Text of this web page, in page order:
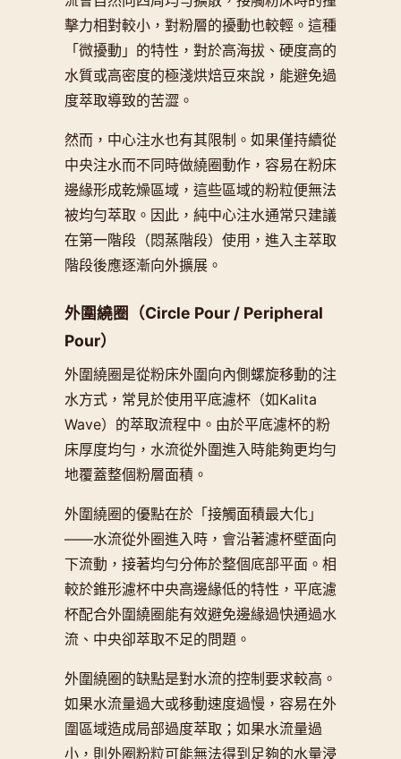
擊力相對較小，對粉層的擾動也較輕。這種
「微擾動」的特性，對於高海拔、硬度高的
水質或高密度的極淺烘焙豆來說，能避免過
度萃取導致的苦澀。
然而，中心注水也有其限制。如果僅持續從
中央注水而不同時做繞圈動作，容易在粉床
邊緣形成乾燥區域，這些區域的粉粒便無法
被均勻萃取。因此，純中心注水通常只建議
在第一階段（悶蒸階段）使用，進入主萃取
階段後應逐漸向外擴展。
外圍繞圈（Circle Pour / Peripheral
Pour）
外圍繞圈是從粉床外圍向內側螺旋移動的注
水方式，常見於使用平底濾杯（如Kalita
Wave）的萃取流程中。由於平底濾杯的粉
床厚度均勻，水流從外圍進入時能夠更均勻
地覆蓋整個粉層面積。
外圍繞圈的優點在於「接觸面積最大化」
——水流從外圈進入時，會沿著濾杯壁面向
下流動，接著均勻分佈於整個底部平面。相
較於錐形濾杯中央高邊緣低的特性，平底濾
杯配合外圍繞圈能有效避免邊緣過快通過水
流、中央卻萃取不足的問題。
外圍繞圈的缺點是對水流的控制要求較高。
如果水流量過大或移動速度過慢，容易在外
圍區域造成局部過度萃取；如果水流量過
小，則外圈粉粒可能無法得到足夠的水量浸